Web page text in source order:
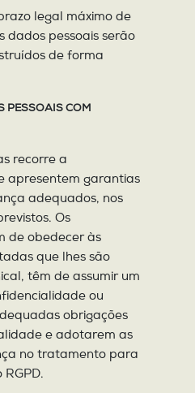
legal máximo de
dados pessoais serão
de forma
PESSOAIS COM
recorre a
apresentem garantias
adequados, nos
Os
de obedecer às
que lhes são
têm de assumir um
ou
obrigações
e adotarem as
no tratamento para